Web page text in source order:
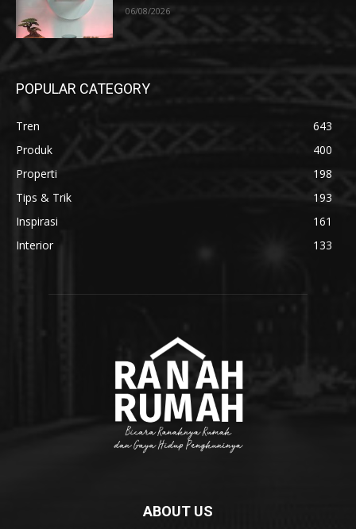
06/08/2026
POPULAR CATEGORY
Tren
643
Produk
400
Properti
198
Tips & Trik
193
Inspirasi
161
Interior
133
ABOUT US